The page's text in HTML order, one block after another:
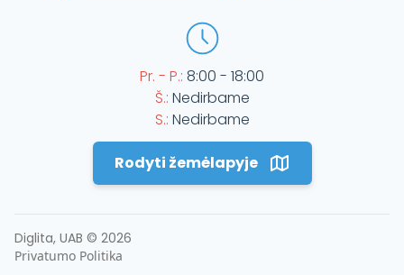
Pr. - P.: 8:00 - 18:00
Š.: Nedirbame
S.: Nedirbame
Rodyti žemėlapyje
Diglita, UAB © 2026
Privatumo Politika